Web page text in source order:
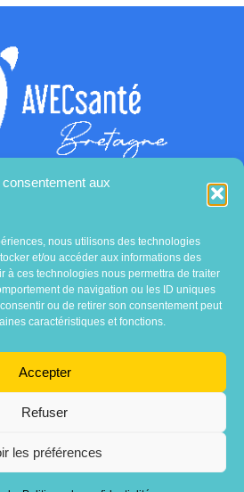
aux
nous utilisons des technologies
et/ou accéder aux informations des
à ces technologies nous permettra de traiter
de navigation ou les ID uniques
ou de retirer son consentement peut
caractéristiques et fonctions.
Accepter
Refuser
les préférences
nous